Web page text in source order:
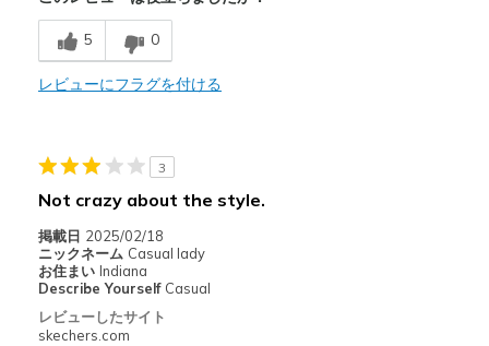
Good arch support
以下に最適
Travel
Width
Feels true to width
Sizing
5 0
レビューにフラグを付ける
3
Not crazy about the style.
掲載日 2025/02/18
ニックネーム Casual lady
お住まい Indiana
Describe Yourself Casual
レビューしたサイト
skechers.com